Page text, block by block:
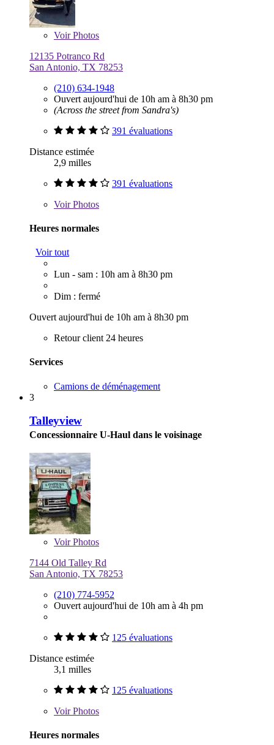
VoirPhotos
12135 Potranco Rd
San Antonio, TX 78253
(210) 634-1948
Ouvert aujourd'hui de 10h am à 8h30 pm
(Across the street from Sandra's)
391 évaluations
Distance estimée
2,9 milles
391 évaluations
VoirPhotos
Heures normales
Voir tout
Lun - sam : 10h am à 8h30 pm
Dim : fermé
Ouvert aujourd'hui de 10h am à 8h30 pm
Retour client 24 heures
Services
Camions de déménagement
3
Talleyview
Concessionnaire U-Haul dans le voisinage
VoirPhotos
7144 Old Talley Rd
San Antonio, TX 78253
(210) 774-5952
Ouvert aujourd'hui de 10h am à 4h pm
125 évaluations
Distance estimée
3,1 milles
125 évaluations
VoirPhotos
Heures normales